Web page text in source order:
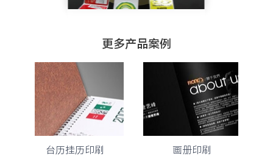
更多产品案例
台历挂历印刷 画册印刷